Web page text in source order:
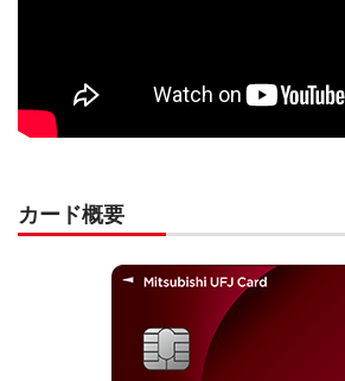
カード概要